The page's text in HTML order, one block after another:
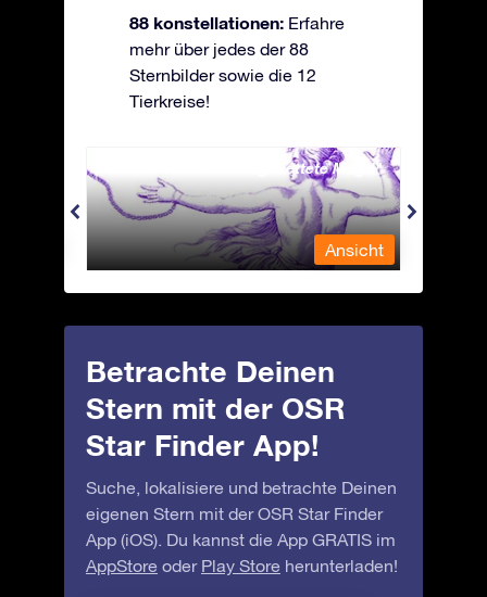
88 konstellationen: Erfahre
mehr über jedes der 88
Sternbilder sowie die 12
Tierkreise!
Andromeda - Die angekettete Magd
Ansicht
Betrachte Deinen
Stern mit der OSR
Star Finder App!
Suche, lokalisiere und betrachte Deinen
eigenen Stern mit der OSR Star Finder
App (iOS). Du kannst die App GRATIS im
AppStore oder Play Store herunterladen!